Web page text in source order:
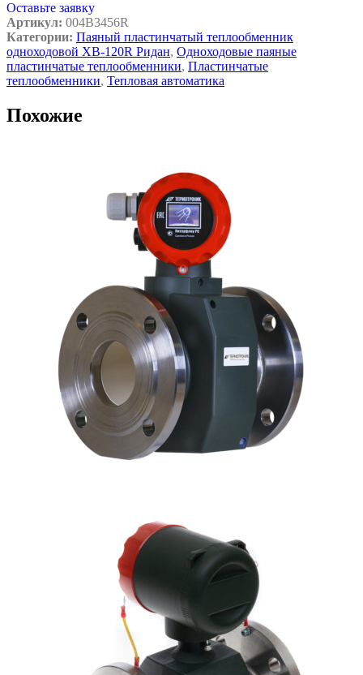
Оставьте заявку
Артикул: 004B3456R
Категории: Паяный пластинчатый теплообменник
одноходовой XB-120R Ридан, Одноходовые паяные
пластинчатые теплообменники, Пластинчатые
теплообменники, Тепловая автоматика
Похожие